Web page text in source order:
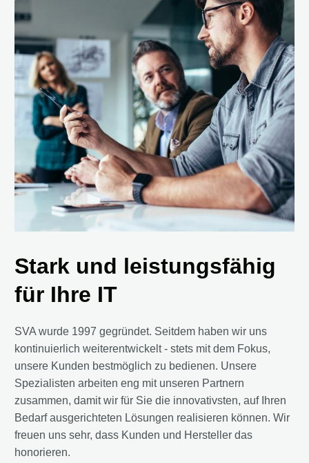
Stark und leistungsfähig
für Ihre IT
SVA wurde 1997 gegründet. Seitdem haben wir uns
kontinuierlich weiterentwickelt - stets mit dem Fokus,
unsere Kunden bestmöglich zu bedienen. Unsere
Spezialisten arbeiten eng mit unseren Partnern
zusammen, damit wir für Sie die innovativsten, auf Ihren
Bedarf ausgerichteten Lösungen realisieren können. Wir
freuen uns sehr, dass Kunden und Hersteller das
honorieren.